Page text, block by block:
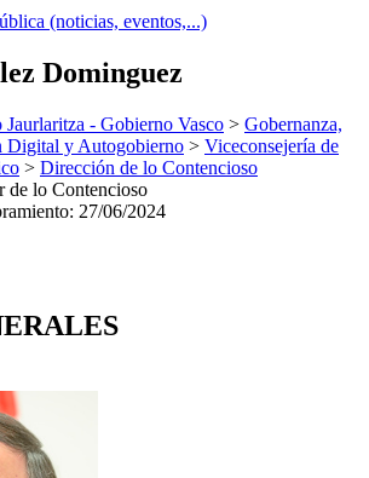
(noticias, eventos,...)
Dominguez
Jaurlaritza - Gobierno Vasco > Gobernanza,
Digital y Autogobierno > Viceconsejería de
> Dirección de lo Contencioso
de lo Contencioso
: 27/06/2024